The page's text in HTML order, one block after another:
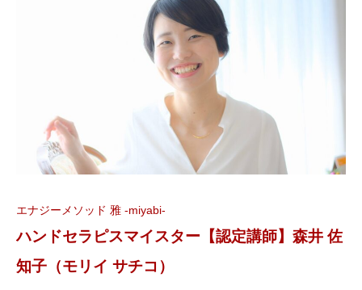
エナジーメソッド 雅 -miyabi-
ハンドセラピスマイスター【認定講師】森井 佐
知子（モリイ サチコ）